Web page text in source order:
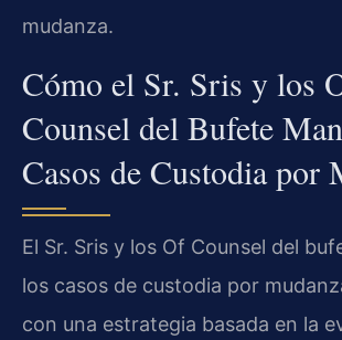
mudanza.
Cómo el Sr. Sris y los
Counsel del Bufete
Casos de Custodia por
El Sr. Sris y los Of Counsel del
los casos de custodia por
con una estrategia basada en la